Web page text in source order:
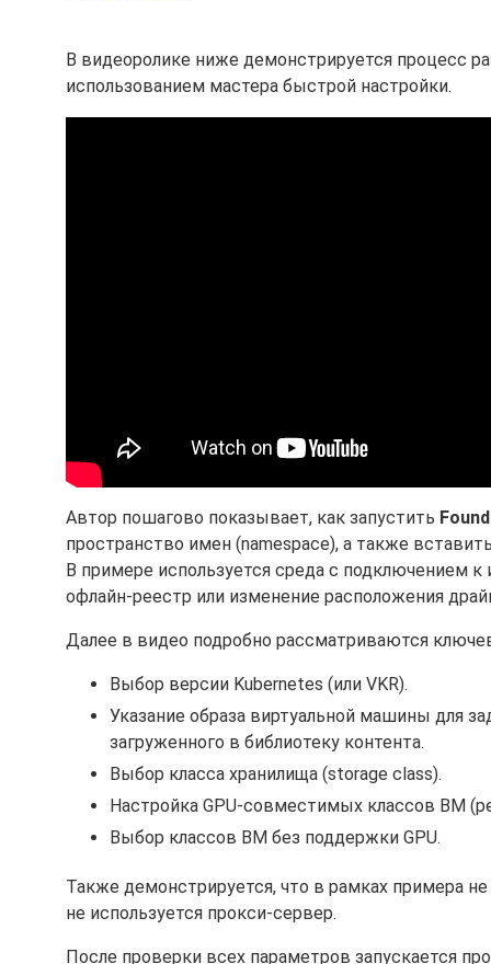
В видеоролике ниже демонстрируется процесс
использованием мастера быстрой настройки.
Автор пошагово показывает, как запустить
пространство имен (namespace), а также
В примере используется среда с подключением
офлайн-реестр или изменение расположения
Далее в видео подробно рассматриваются
Выбор версии Kubernetes (или VKR).
Указание образа виртуальной машины для
загруженного в библиотеку контента.
Выбор класса хранилища (storage class).
Настройка GPU-совместимых классов ВМ
Выбор классов ВМ без поддержки GPU.
Также демонстрируется, что в рамках примера
не используется прокси-сервер.
После проверки всех параметров запускается